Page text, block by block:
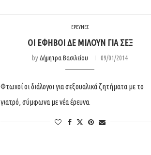
ΕΡΕΥΝΕΣ
ΟΙ ΈΦΗΒΟΙ ΔΕ ΜΙΛΟΎΝ ΓΙΑ ΣΕΞ
byΔήμητρα Βασιλείου 09/01/2014
Φτωχοί οι διάλογοι για σεξουαλικά ζητήματα με το
γιατρό, σύμφωνα με νέα έρευνα.